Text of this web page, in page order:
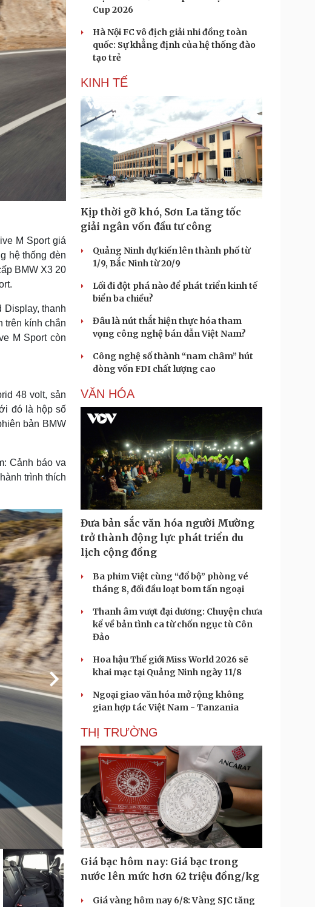
M Sport giá
hệ thống đèn
BMW X3 20
thanh
trên kính chắn
M Sport còn
48 volt, sản
đó là hộp số
bản BMW
Cảnh báo va
trình thích
Cup 2026
Hà Nội FC vô địch giải nhi đồng toàn
quốc: Sự khẳng định của hệ thống đào
tạo trẻ
KINH TẾ
Kịp thời gỡ khó, Sơn La tăng tốc
giải ngân vốn đầu tư công
Quảng Ninh dự kiến lên thành phố từ
1/9, Bắc Ninh từ 20/9
Lối đi đột phá nào để phát triển kinh tế
biển ba chiều?
Đâu là nút thắt hiện thực hóa tham
vọng công nghệ bán dẫn Việt Nam?
Công nghệ số thành “nam châm” hút
dòng vốn FDI chất lượng cao
VĂN HÓA
Đưa bản sắc văn hóa người Mường
trở thành động lực phát triển du
lịch cộng đồng
Ba phim Việt cùng “đổ bộ” phòng vé
tháng 8, đối đầu loạt bom tấn ngoại
Thanh âm vượt đại dương: Chuyện chưa
kể về bản tình ca từ chốn ngục tù Côn
Đảo
Hoa hậu Thế giới Miss World 2026 sẽ
khai mạc tại Quảng Ninh ngày 11/8
Ngoại giao văn hóa mở rộng không
gian hợp tác Việt Nam - Tanzania
THỊ TRƯỜNG
Giá bạc hôm nay: Giá bạc trong
nước lên mức hơn 62 triệu đồng/kg
Giá vàng hôm nay 6/8: Vàng SJC tăng